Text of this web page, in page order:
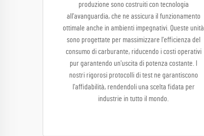
produzione sono costruiti con tecnologia
all'avanguardia, che ne assicura il funzionamento
ottimale anche in ambienti impegnativi. Queste unità
sono progettate per massimizzare l'efficienza del
consumo di carburante, riducendo i costi operativi
pur garantendo un'uscita di potenza costante. I
nostri rigorosi protocolli di test ne garantiscono
l'affidabilità, rendendoli una scelta fidata per
industrie in tutto il mondo.